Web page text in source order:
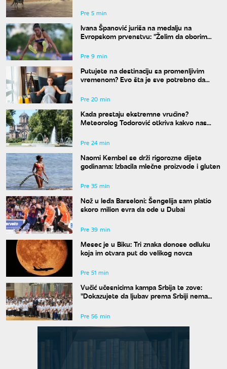
Pre 5 min
Ivana Španović juriša na medalju na
Evropskom prvenstvu: "Želim da oborim
Pre 9 min
Putujete na destinaciju sa promenljivim
vremenom? Evo šta je sve potrebno da
Pre 20 min
Kada prestaju ekstremne vrućine?
Meteorolog Todorović otkriva kakvo nas
Pre 24 min
Naomi Kembel se drži rigorozne dijete
godinama: Izbacila mlečne proizvode i gluten
Pre 35 min
Nož u leđa Barseloni: Šengelija sam platio
skoro milion evra da ode u Dubai
Pre 39 min
Mesec je u Biku: Tri znaka donose odluku
koja im otvara put do velikog novca
Pre 51 min
Vučić učesnicima kampa Srbija te zove:
"Dokazujete da ljubav prema Srbiji nema
Pre 56 min